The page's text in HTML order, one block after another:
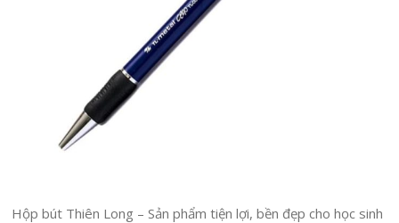
Hộp bút Thiên Long – Sản phẩm tiện lợi, bền đẹp cho học sinh